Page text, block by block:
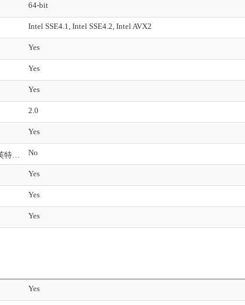
64-bit
Intel SSE4.1, Intel SSE4.2, Intel AVX2
Yes
Yes
Yes
2.0
Yes
英特尔 Transactional Synchronization Extensions – New Instructions (英特尔 TSX-NI) No
Yes
Yes
Yes
Yes